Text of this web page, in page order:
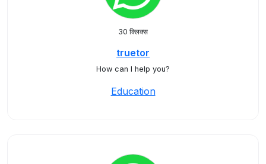
30 क्लिक्स
truetor
How can I help you?
Education